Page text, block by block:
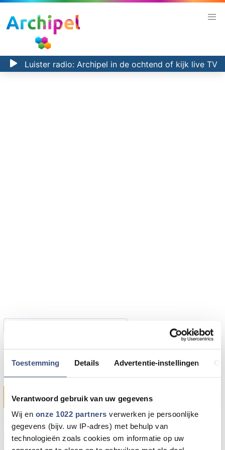
Toestemming Details Advertentie-instellingen
Verantwoord gebruik van uw gegevens
Wij en onze 1022 partners verwerken je persoonlijke
gegevens (bijv. uw IP-adres) met behulp van
technologieën zoals cookies om informatie op uw
Luister radio: Archipel in de ochtend of kijk live TV
Kerstconcert Dirksland
zaterdag 14-12-2013 om 19:30 uur Dirksland
Zaterdag 14 december 2013 vindt er een Kerstconcert
plaats in verenigingsgebouw De Schakel in Dirksland.